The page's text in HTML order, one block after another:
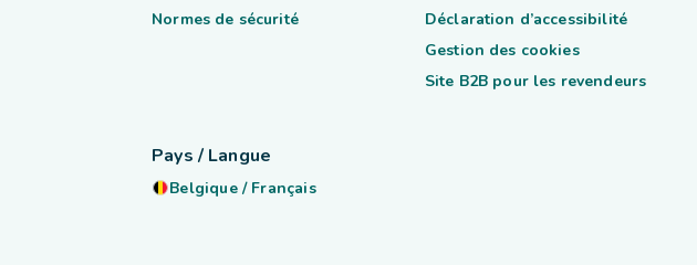
Normes de sécurité
Déclaration d’accessibilité
Gestion des cookies
Site B2B pour les revendeurs
Pays / Langue
Belgique/ Français